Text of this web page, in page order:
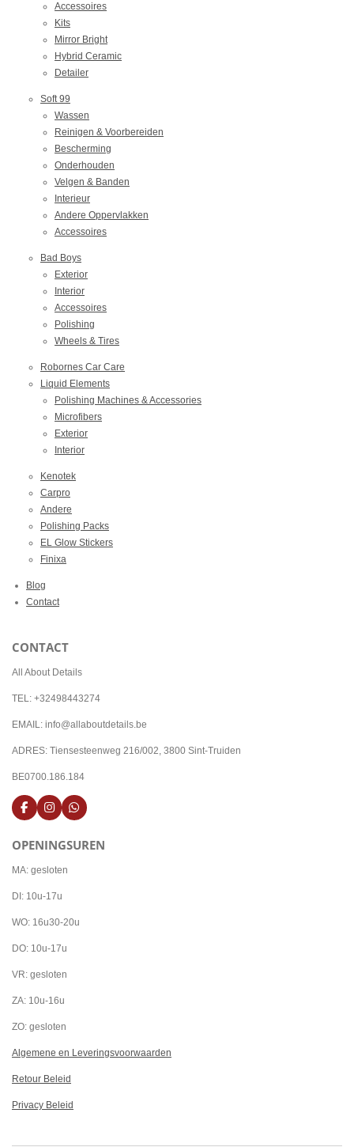
Accessoires
Kits
Mirror Bright
Hybrid Ceramic
Detailer
Soft 99
Wassen
Reinigen & Voorbereiden
Bescherming
Onderhouden
Velgen & Banden
Interieur
Andere Oppervlakken
Accessoires
Bad Boys
Exterior
Interior
Accessoires
Polishing
Wheels & Tires
Robornes Car Care
Liquid Elements
Polishing Machines & Accessories
Microfibers
Exterior
Interior
Kenotek
Carpro
Andere
Polishing Packs
EL Glow Stickers
Finixa
Blog
Contact
CONTACT
All About Details
TEL: +32498443274
EMAIL: info@allaboutdetails.be
ADRES: Tiensesteenweg 216/002, 3800 Sint-Truiden
BE0700.186.184
F
a
e
o
I
n
g
m
W
h
t
OPENINGSUREN
MA: gesloten
DI: 10u-17u
WO: 16u30-20u
DO: 10u-17u
VR: gesloten
ZA: 10u-16u
ZO: gesloten
Algemene en Leveringsvoorwaarden
Retour Beleid
Privacy Beleid